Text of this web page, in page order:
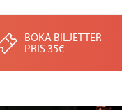
BOKA BILJETTER
PRIS 35€